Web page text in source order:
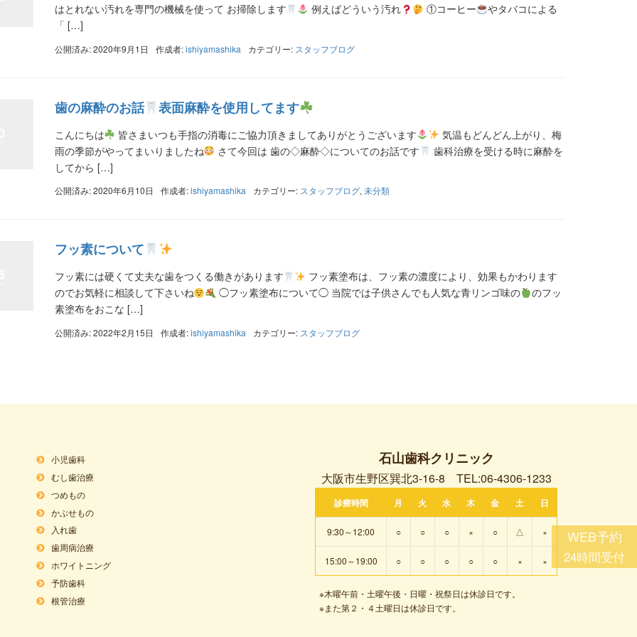
はとれない汚れを専門の機械を使って お掃除します 例えばどういう汚れ ①コーヒー
やタバコによる
「 […]
公開済み: 2020年9月1日 作成者:ishiyamashika カテゴリー: スタッフブログ
歯の麻酔のお話 表面麻酔を使用してます
こんにちは 皆さまいつも手指の消毒にご協力頂きましてありがとうございます
気温もどんどん上がり、梅
雨の季節がやってまいりましたね
さて今回は 歯の◇麻酔◇についてのお話です
歯科治療を受ける時に麻酔を
してから […]
公開済み: 2020年6月10日 作成者:ishiyamashika カテゴリー: スタッフブログ,未分類
フッ素について
フッ素には硬くて丈夫な歯をつくる働きがあります
フッ素塗布は、フッ素の濃度により、効果もかわります
のでお気軽に相談して下さいね
◯フッ素塗布について◯ 当院では子供さんでも人気な青リンゴ味の
のフッ
素塗布をおこな […]
公開済み: 2022年2月15日 作成者:ishiyamashika カテゴリー: スタッフブログ
小児歯科
むし歯治療
つめもの
かぶせもの
入れ歯
歯周病治療
ホワイトニング
予防歯科
根管治療
石山歯科クリニック
大阪市生野区巽北3-16-8 TEL:06-4306-1233
診療時間 月 火 水 木 金 土 日
9:30～12:00 ○ ○ ○ × ○ △ ×
15:00～19:00 ○ ○ ○ ○ ○ × ×
※木曜午前・土曜午後・日曜・祝祭日は休診日です。
※また第２・４土曜日は休診日です。